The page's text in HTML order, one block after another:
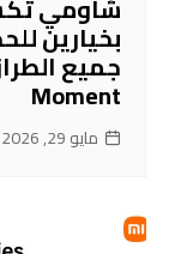
بخيارين
Moment
مايو 29, 2026